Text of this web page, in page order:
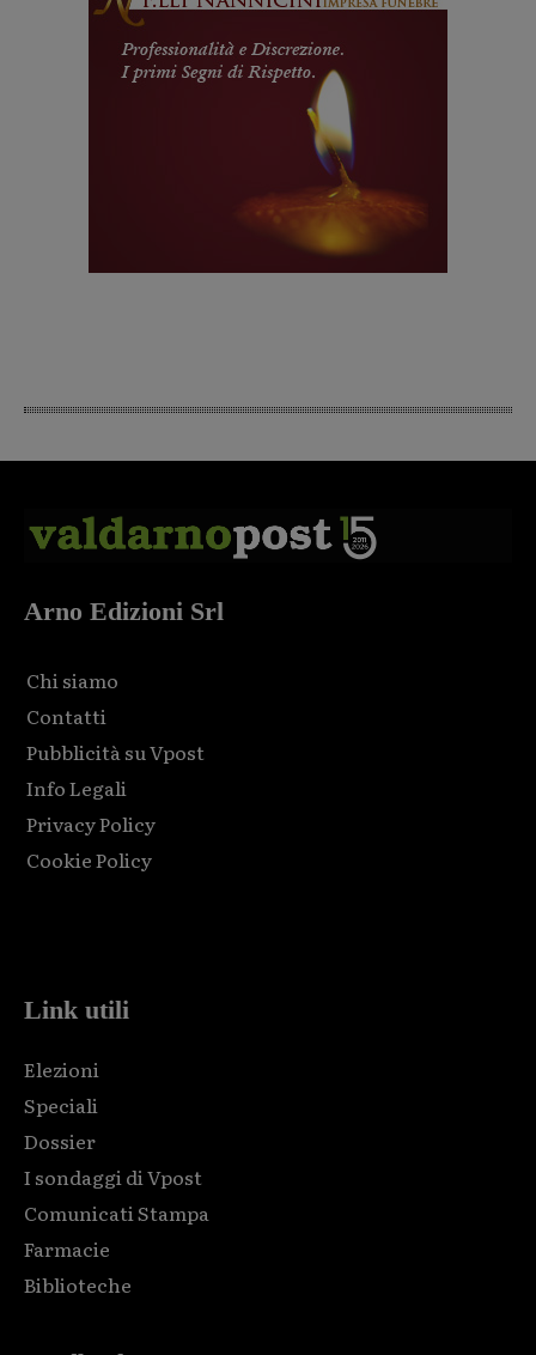
Arno Edizioni Srl
Chi siamo
Contatti
Pubblicità su Vpost
Info Legali
Privacy Policy
Cookie Policy
Link utili
Elezioni
Speciali
Dossier
I sondaggi di Vpost
Comunicati Stampa
Farmacie
Biblioteche